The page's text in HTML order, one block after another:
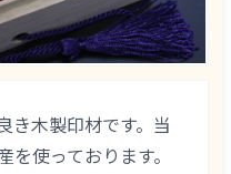
き木製印材です。当
使っております。